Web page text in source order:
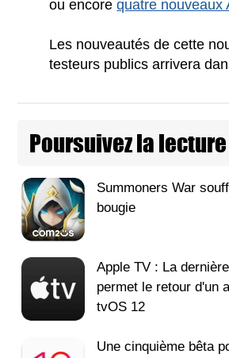
ou encorequatre nouveaux
Les nouveautés de cette
testeurs publics arrivera
Poursuivez la lecture
Summoners War
bougie
Apple TV : La
permet le retour d'un
tvOS 12
Une cinquième bêta